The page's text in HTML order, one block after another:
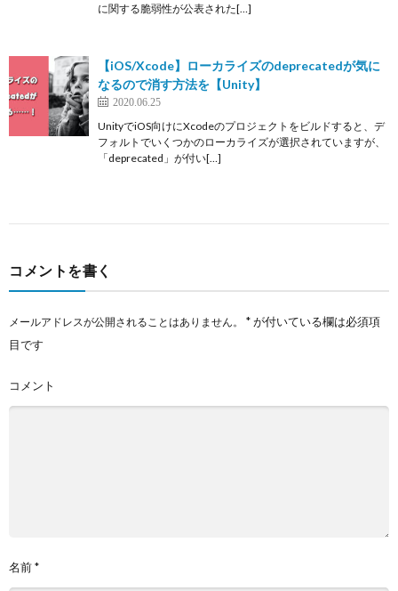
に関する脆弱性が公表された[…]
【iOS/Xcode】ローカライズのdeprecatedが気に
なるので消す方法を【Unity】
2020.06.25
UnityでiOS向けにXcodeのプロジェクトをビルドすると、デ
フォルトでいくつかのローカライズが選択されていますが、
「deprecated」が付い[…]
コメントを書く
メールアドレスが公開されることはありません。 *が付いている欄は必須項
目です
コメント
名前*